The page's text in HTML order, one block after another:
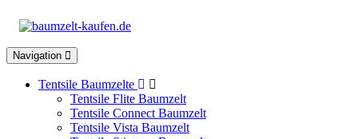
Toggle
navigation
Navigation
Tentsile Baumzelte
Tentsile Flite Baumzelt
Tentsile Connect Baumzelt
Tentsile Vista Baumzelt